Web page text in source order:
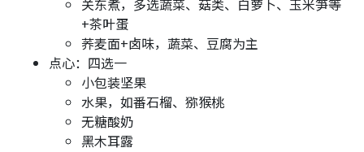
关东煮，多选蔬菜、菇类、白萝卜、玉米笋等
+茶叶蛋
荞麦面+卤味，蔬菜、豆腐为主
点心：四选一
小包装坚果
水果，如番石榴、猕猴桃
无糖酸奶
黑木耳露